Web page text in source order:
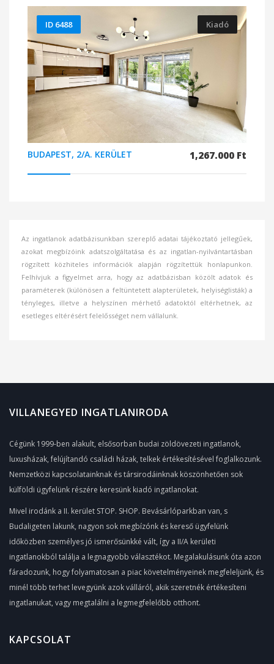
BUDAPEST, 2/A. KERÜLET 1,267.000 Ft
ID 6488 Kiadó
Az ingatlanok adatbázisunkban szereplő adatai tájékoztató jellegűek,
azokat megbízóink adatszolgáltatása és az ingatlan-nyilvántartásban
rögzített közhiteles információk alapján rögzítettük honlapunkon.
Felhívjuk a figyelmet arra, hogy az adatbázisban közölt adatok és
paraméterek (különösen a feltüntetett alapterületek, helyiséglisták) a
tényleges, illetve a helyszínen mérhető adatoktól eltérhetnek, az
esetleges eltérésért felelősséget nem vállalunk.
VILLANEGYED INGATLANIRODA
Cégünk 1999-ben alakult, elsősorban budai zöldövezeti ingatlanok,
luxusházak, felújítandó családi házak, telkek értékesítésével foglalkozunk.
Nemzetközi kapcsolatainknak és társirodáinknak köszönhetően sok
külföldi ügyfelünk részére keresünk kiadó ingatlanokat.
Mivel irodánk a II. kerület STOP. SHOP. Bevásárlóparkban van, s
Budaligeten lakunk, nagyon sok megbízónk és kereső ügyfelünk
időközben személyes jó ismerősünkké vált, így a II/A kerületi
ingatlanokból találja a legnagyobb választékot. Megalakulásunk óta azon
fáradozunk, hogy folyamatosan a piac követelményeinek megfeleljünk, és
minél több terhet levegyünk azok válláról, akik szeretnék értékesíteni
ingatlanukat, vagy megtalálni a legmegfelelőbb otthont.
KAPCSOLAT